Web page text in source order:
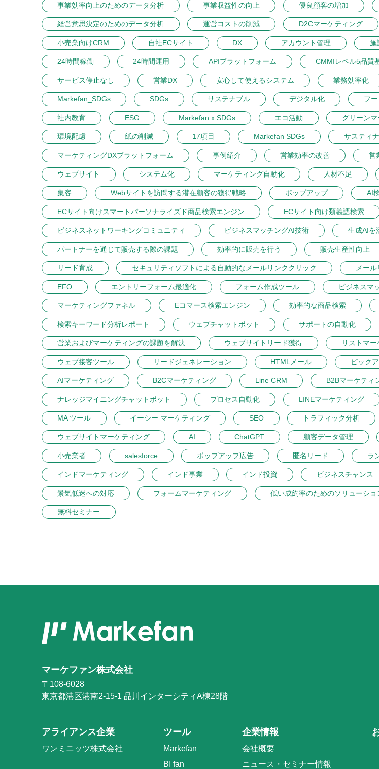
事業効率向上のためのデータ分析 事業収益性の向上 優良顧客の増加
経営意思決定のためのデータ分析 運営コストの削減 D2Cマーケティング
小売業向けCRM 自社ECサイト DX アカウント管理 施
24時間稼働 24時間運用 APIプラットフォーム CMMIレベル5品質
サービス停止なし 営業DX 安心して使えるシステム 業務効率化
Markefan_SDGs SDGs サステナブル デジタル化 フ
社内教育 ESG Markefan x SDGs エコ活動 グリーン
環境配慮 紙の削減 17項目 Markefan SDGs サスティ
マーケティングDXプラットフォーム 事例紹介 営業効率の改善 営
ウェブサイト システム化 マーケティング自動化 人材不足
集客 Webサイトを訪問する潜在顧客の獲得戦略 ポップアップ AI
ECサイト向けスマートパーソナライズド商品検索エンジン ECサイト向け類義語検索
ビジネスネットワーキングコミュニティ ビジネスマッチングAI技術 生成AIを
パートナーを通じて販売する際の課題 効率的に販売を行う 販売生産性向上
リード育成 セキュリティソフトによる自動的なメールリンククリック メー
EFO エントリーフォーム最適化 フォーム作成ツール ビジネスマ
マーケティングファネル Eコマース検索エンジン 効率的な商品検索
検索キーワード分析レポート ウェブチャットボット サポートの自動化
営業およびマーケティングの課題を解決 ウェブサイトリード獲得 リストマ
ウェブ接客ツール リードジェネレーション HTMLメール ピック
AIマーケティング B2Cマーケティング Line CRM B2Bマーケティ
ナレッジマイニングチャットボット プロセス自動化 LINEマーケティング
MA ツール イーシー マーケティング SEO トラフィック分析
ウェブサイトマーケティング AI ChatGPT 顧客データ管理
小売業者 salesforce ポップアップ広告 匿名リード ラ
インドマーケティング インド事業 インド投資 ビジネスチャンス
景気低迷への対応 フォームマーケティング 低い成約率のためのソリューショ
無料セミナー
マーケファン株式会社
〒108-6028
東京都港区港南2-15-1 品川インターシティA棟28階
アライアンス企業
ワンミニッツ株式会社
ツール
Markefan
BI fan
企業情報
会社概要
ニュース・セミナー情報